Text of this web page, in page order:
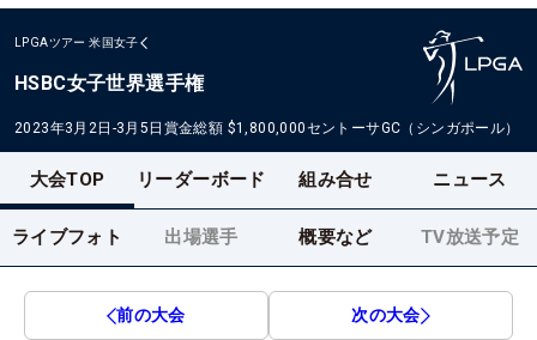
LPGAツアー 米国女子
HSBC女子世界選手権
2023年3月2日-3月5日 賞金総額 $1,800,000セントーサGC（シンガポール）
大会TOP リーダーボード 組み合せ ニュース
ライブフォト 出場選手 概要など TV放送予定
前の大会 次の大会